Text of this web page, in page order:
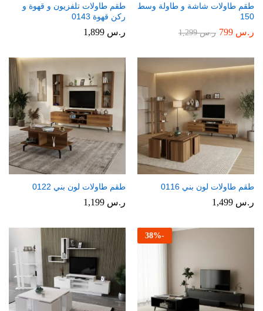
طقم طاولات شاشة و طاولة وسط
150
ر.س ر.س1,299
طقم طاولات تلفزيون و قهوة و
ركن قهوة 0143
ر.س
طقم طاولات لون بني 0116
ر.س
طقم طاولات لون بني 0122
ر.س
-
38%